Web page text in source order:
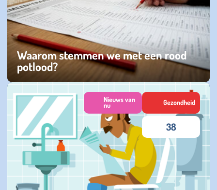
Waarom stemmen we met een rood
potlood?
maandag 16 maart 2026
Nieuws van
nu Gezondheid
38